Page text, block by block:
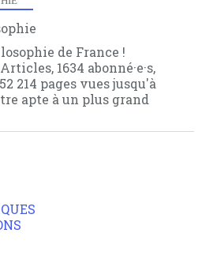
de France !
1634 abonné·e·s,
214 pages vues jusqu'à
apte à un plus grand